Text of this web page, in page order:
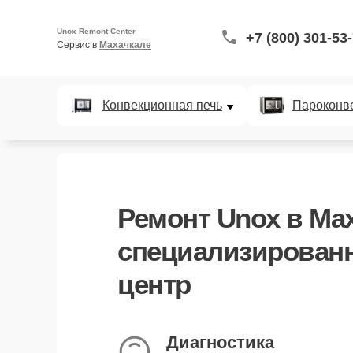
Unox Remont Center
Сервис в Махачкале +7 (800) 301-
Конвекционная печь
Ремонт Unox в
центр
Диагностика